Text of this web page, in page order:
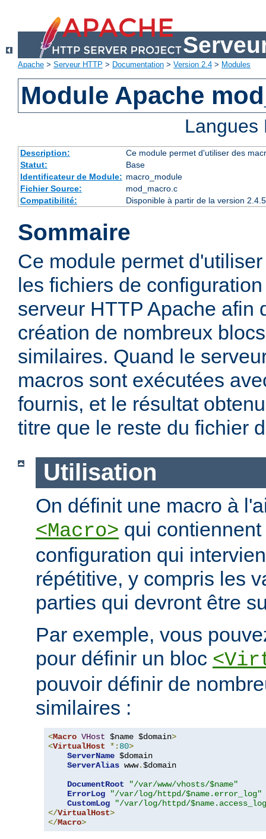
Apache > Serveur HTTP > Documentation > Version 2.4 > Modules
Module Apache
Description:
Ce module permet d'utiliser des
Statut:
Base
Identificateur de Module: macro_module
Fichier Source:
mod_macro.c
Compatibilité:
Disponible à partir de la version
Sommaire
Ce module permet
les fichiers de
serveur HTTP Apache afin
création de nombreux
similaires. Quand le
macros sont exécutées
fournis, et le résultat
titre que le reste du fichier
Utilisation
On définit une macro à
<Macro> qui
configuration qui
répétitive, y compris les
parties qui devront être
Par exemple, vous
pour définir un bloc
pouvoir définir de
similaires :
<Macro VHost $name $domain>
<VirtualHost *: 80>
ServerName $domain
ServerAlias www.$domain
DocumentRoot
"/var/www/vhosts/$name"
ErrorLog
"/var/log/httpd/$name.error_log"
CustomLog
"/var/log/httpd/
</VirtualHost>
</Macro>